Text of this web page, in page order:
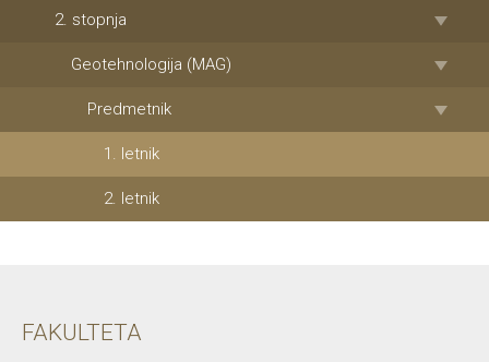
2. stopnja
Geotehnologija (MAG)
Predmetnik
1. letnik
2. letnik
FAKULTETA